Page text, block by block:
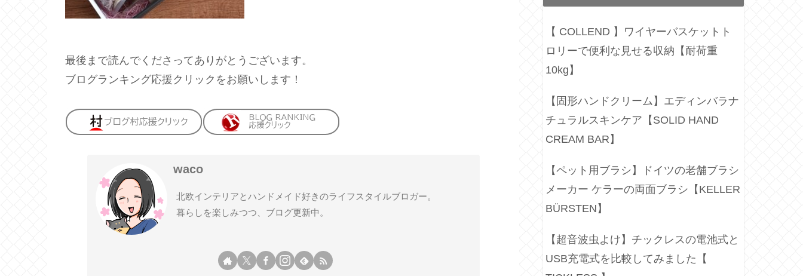
最後まで読んでくださってありがとうございます。
ブログランキング応援クリックをお願いします！
waco
北欧インテリアとハンドメイド好きのライフスタイルブロガー。
暮らしを楽しみつつ、ブログ更新中。
【 COLLEND 】ワイヤーバスケットト
ロリーで便利な見せる収納【耐荷重
10kg】
【固形ハンドクリーム】エディンバラナ
チュラルスキンケア【SOLID HAND
CREAM BAR】
【ペット用ブラシ】ドイツの老舗ブラシ
メーカー ケラーの両面ブラシ【KELLER
BÜRSTEN】
【超音波虫よけ】チックレスの電池式と
USB充電式を比較してみました【